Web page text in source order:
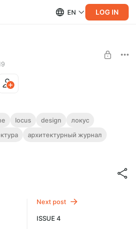
EN LOG IN
Level required:
locus design
локус
архитектурный журнал
Next post
ISSUE 4